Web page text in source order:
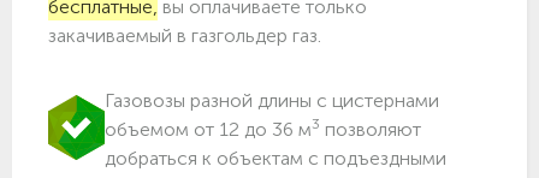
бесплатные, вы оплачиваете только
закачиваемый в газгольдер газ.
Газовозы разной длины с цистернами
объемом от 12 до 36 м3 позволяют
добраться к объектам c подъездными